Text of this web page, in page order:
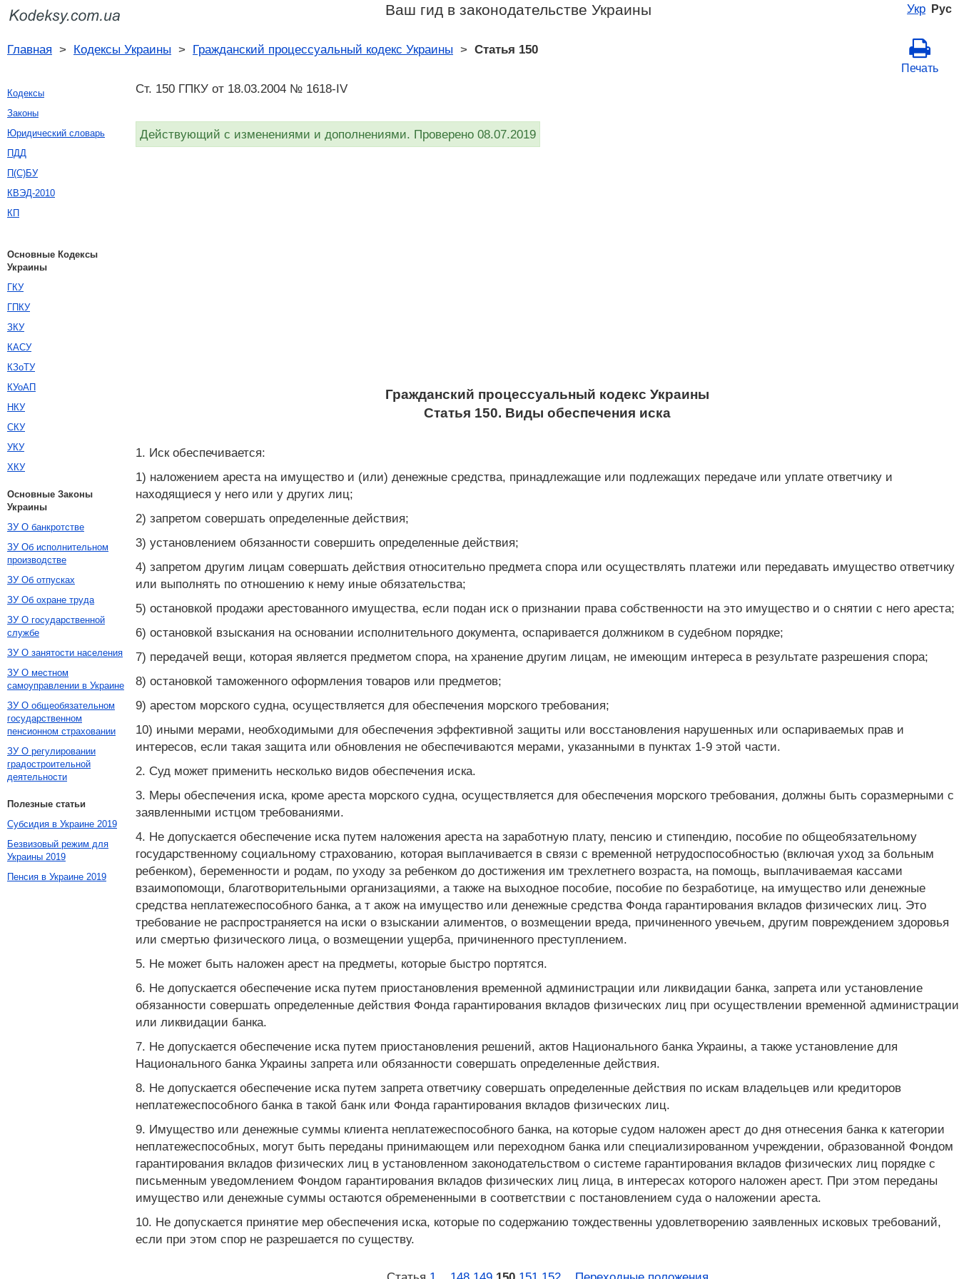
Укр Рус
Ваш гид в законодательстве Украины
Главная > Кодексы Украины > Гражданский процессуальный кодекс Украины > Статья 150
Печать
Ст. 150 ГПКУ от 18.03.2004 № 1618-IV
Действующий с изменениями и дополнениями. Проверено 08.07.2019
Гражданский процессуальный кодекс Украины
Статья 150. Виды обеспечения иска
1. Иск обеспечивается:
1) наложением ареста на имущество и (или) денежные средства, принадлежащие или подлежащих передаче или уплате ответчику и
находящиеся у него или у других лиц;
2) запретом совершать определенные действия;
3) установлением обязанности совершить определенные действия;
4) запретом другим лицам совершать действия относительно предмета спора или осуществлять платежи или передавать имущество ответчику
или выполнять по отношению к нему иные обязательства;
5) остановкой продажи арестованного имущества, если подан иск о признании права собственности на это имущество и о снятии с него ареста;
6) остановкой взыскания на основании исполнительного документа, оспаривается должником в судебном порядке;
7) передачей вещи, которая является предметом спора, на хранение другим лицам, не имеющим интереса в результате разрешения спора;
8) остановкой таможенного оформления товаров или предметов;
9) арестом морского судна, осуществляется для обеспечения морского требования;
10) иными мерами, необходимыми для обеспечения эффективной защиты или восстановления нарушенных или оспариваемых прав и
интересов, если такая защита или обновления не обеспечиваются мерами, указанными в пунктах 1-9 этой части.
2. Суд может применить несколько видов обеспечения иска.
3. Меры обеспечения иска, кроме ареста морского судна, осуществляется для обеспечения морского требования, должны быть соразмерными с
заявленными истцом требованиями.
4. Не допускается обеспечение иска путем наложения ареста на заработную плату, пенсию и стипендию, пособие по общеобязательному
государственному социальному страхованию, которая выплачивается в связи с временной нетрудоспособностью (включая уход за больным
ребенком), беременности и родам, по уходу за ребенком до достижения им трехлетнего возраста, на помощь, выплачиваемая кассами
взаимопомощи, благотворительными организациями, а также на выходное пособие, пособие по безработице, на имущество или денежные
средства неплатежеспособного банка, а т акож на имущество или денежные средства Фонда гарантирования вкладов физических лиц. Это
требование не распространяется на иски о взыскании алиментов, о возмещении вреда, причиненного увечьем, другим повреждением здоровья
или смертью физического лица, о возмещении ущерба, причиненного преступлением.
5. Не может быть наложен арест на предметы, которые быстро портятся.
6. Не допускается обеспечение иска путем приостановления временной администрации или ликвидации банка, запрета или установление
обязанности совершать определенные действия Фонда гарантирования вкладов физических лиц при осуществлении временной администрации
или ликвидации банка.
7. Не допускается обеспечение иска путем приостановления решений, актов Национального банка Украины, а также установление для
Национального банка Украины запрета или обязанности совершать определенные действия.
8. Не допускается обеспечение иска путем запрета ответчику совершать определенные действия по искам владельцев или кредиторов
неплатежеспособного банка в такой банк или Фонда гарантирования вкладов физических лиц.
9. Имущество или денежные суммы клиента неплатежеспособного банка, на которые судом наложен арест до дня отнесения банка к категории
неплатежеспособных, могут быть переданы принимающем или переходном банка или специализированном учреждении, образованной Фондом
гарантирования вкладов физических лиц в установленном законодательством о системе гарантирования вкладов физических лиц порядке с
письменным уведомлением Фондом гарантирования вкладов физических лиц лица, в интересах которого наложен арест. При этом переданы
имущество или денежные суммы остаются обремененными в соответствии с постановлением суда о наложении ареста.
10. Не допускается принятие мер обеспечения иска, которые по содержанию тождественны удовлетворению заявленных исковых требований,
если при этом спор не разрешается по существу.
Кодексы
Законы
Юридический словарь
ПДД
П(С)БУ
КВЭД-2010
КП
Основные Кодексы
Украины
ГКУ
ГПКУ
ЗКУ
КАСУ
КЗоТУ
КУоАП
НКУ
СКУ
УКУ
ХКУ
Основные Законы
Украины
ЗУ О банкротстве
ЗУ Об исполнительном
производстве
ЗУ Об отпусках
ЗУ Об охране труда
ЗУ О государственной
службе
ЗУ О занятости населения
ЗУ О местном
самоуправлении в Украине
ЗУ О общеобязательном
государственном
пенсионном страховании
ЗУ О регулировании
градостроительной
деятельности
Полезные статьи
Субсидия в Украине 2019
Безвизовый режим для
Украины 2019
Пенсия в Украине 2019